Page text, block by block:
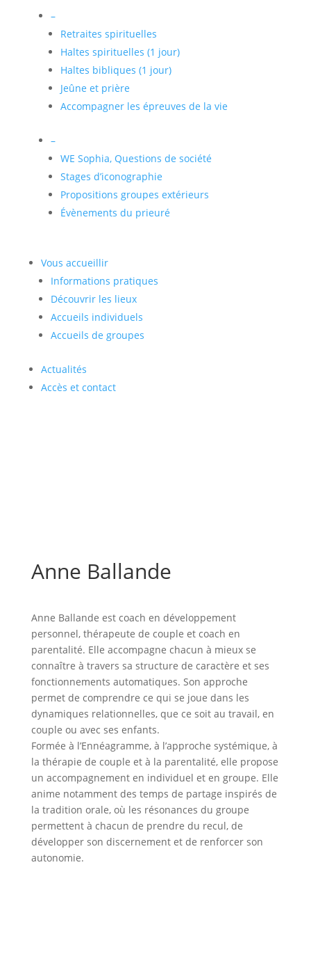
–
Retraites spirituelles
Haltes spirituelles (1 jour)
Haltes bibliques (1 jour)
Jeûne et prière
Accompagner les épreuves de la vie
–
WE Sophia, Questions de société
Stages d’iconographie
Propositions groupes extérieurs
Évènements du prieuré
Vous accueillir
Informations pratiques
Découvrir les lieux
Accueils individuels
Accueils de groupes
Actualités
Accès et contact
Anne Ballande
Anne Ballande est coach en développement
personnel, thérapeute de couple et coach en
parentalité. Elle accompagne chacun à mieux se
connaître à travers sa structure de caractère et ses
fonctionnements automatiques. Son approche
permet de comprendre ce qui se joue dans les
dynamiques relationnelles, que ce soit au travail, en
couple ou avec ses enfants.
Formée à l’Ennéagramme, à l’approche systémique, à
la thérapie de couple et à la parentalité, elle propose
un accompagnement en individuel et en groupe. Elle
anime notamment des temps de partage inspirés de
la tradition orale, où les résonances du groupe
permettent à chacun de prendre du recul, de
développer son discernement et de renforcer son
autonomie.